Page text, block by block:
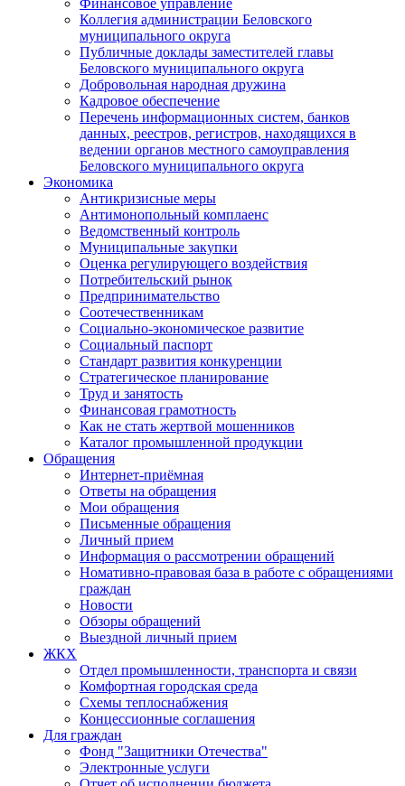
Финансовое управление
Коллегия администрации Беловского
муниципального округа
Публичные доклады заместителей главы
Беловского муниципального округа
Добровольная народная дружина
Кадровое обеспечение
Перечень информационных систем, банков
данных, реестров, регистров, находящихся в
ведении органов местного самоуправления
Беловского муниципального округа
Экономика
Антикризисные меры
Антимонопольный комплаенс
Ведомственный контроль
Муниципальные закупки
Оценка регулирующего воздействия
Потребительский рынок
Предпринимательство
Соотечественникам
Социально-экономическое развитие
Социальный паспорт
Стандарт развития конкуренции
Стратегическое планирование
Труд и занятость
Финансовая грамотность
Как не стать жертвой мошенников
Каталог промышленной продукции
Обращения
Интернет-приёмная
Ответы на обращения
Мои обращения
Письменные обращения
Личный прием
Информация о рассмотрении обращений
Номативно-правовая база в работе с обращениями
граждан
Новости
Обзоры обращений
Выездной личный прием
ЖКХ
Отдел промышленности, транспорта и связи
Комфортная городская среда
Схемы теплоснабжения
Концессионные соглашения
Для граждан
Фонд "Защитники Отечества"
Электронные услуги